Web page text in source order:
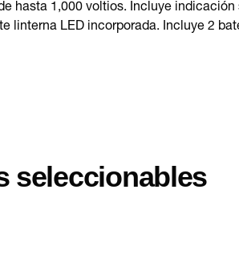
hasta 1,000 voltios. Incluye indicación
linterna LED incorporada. Incluye 2
seleccionables